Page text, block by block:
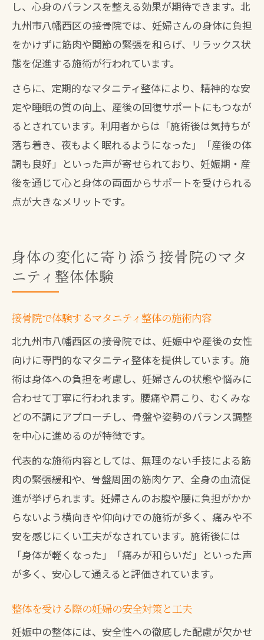
し、心身のバランスを整える効果が期待できます。北
九州市八幡西区の接骨院では、妊婦さんの身体に負担
をかけずに筋肉や関節の緊張を和らげ、リラックス状
態を促進する施術が行われています。
さらに、定期的なマタニティ整体により、精神的な安
定や睡眠の質の向上、産後の回復サポートにもつなが
るとされています。利用者からは「施術後は気持ちが
落ち着き、夜もよく眠れるようになった」「産後の体
調も良好」といった声が寄せられており、妊娠期・産
後を通じて心と身体の両面からサポートを受けられる
点が大きなメリットです。
身体の変化に寄り添う接骨院のマタ
ニティ整体体験
接骨院で体験するマタニティ整体の施術内容
北九州市八幡西区の接骨院では、妊娠中や産後の女性
向けに専門的なマタニティ整体を提供しています。施
術は身体への負担を考慮し、妊婦さんの状態や悩みに
合わせて丁寧に行われます。腰痛や肩こり、むくみな
どの不調にアプローチし、骨盤や姿勢のバランス調整
を中心に進めるのが特徴です。
代表的な施術内容としては、無理のない手技による筋
肉の緊張緩和や、骨盤周囲の筋肉ケア、全身の血流促
進が挙げられます。妊婦さんのお腹や腰に負担がかか
らないよう横向きや仰向けでの施術が多く、痛みや不
安を感じにくい工夫がなされています。施術後には
「身体が軽くなった」「痛みが和らいだ」といった声
が多く、安心して通えると評価されています。
整体を受ける際の妊婦の安全対策と工夫
妊娠中の整体には、安全性への徹底した配慮が欠かせ